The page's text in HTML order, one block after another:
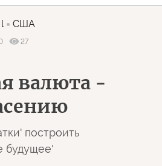
США
27
валюта -
построить
будущее'